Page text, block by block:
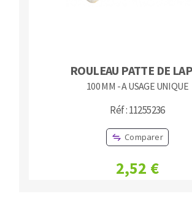
ROULEAU PATTE DE
100 MM - A USAGE UNIQUE
Réf : 11255236
Comparer
2,52 €